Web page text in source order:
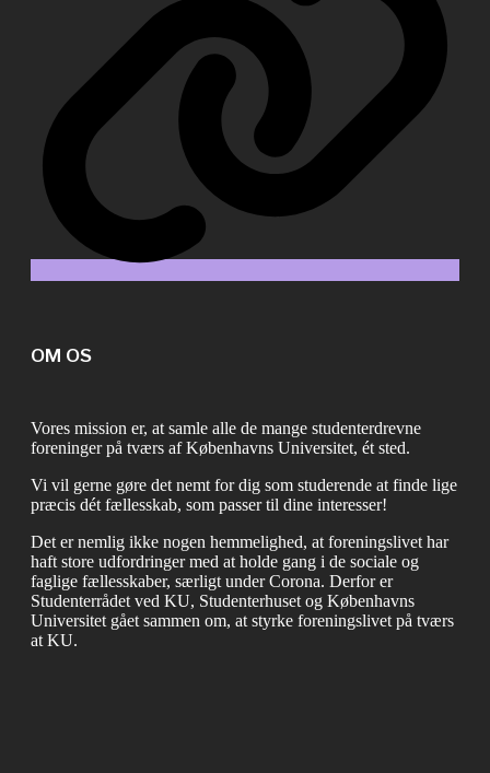
OM OS
Vores mission er, at samle alle de mange studenterdrevne
foreninger på tværs af Københavns Universitet, ét sted.
Vi vil gerne gøre det nemt for dig som studerende at finde lige
præcis dét fællesskab, som passer til dine interesser!
Det er nemlig ikke nogen hemmelighed, at foreningslivet har
haft store udfordringer med at holde gang i de sociale og
faglige fællesskaber, særligt under Corona. Derfor er
Studenterrådet ved KU, Studenterhuset og Københavns
Universitet gået sammen om, at styrke foreningslivet på tværs
at KU.